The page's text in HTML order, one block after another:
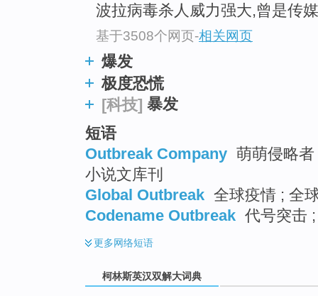
波拉病毒杀人威力强大,曾是传
基于3508个网页-相关网页
爆发
极度恐慌
[科技] 暴发
短语
Outbreak Company 萌萌侵略
小说文库刊
Global Outbreak 全球疫情 ; 全
Codename Outbreak 代号突击
更多网络短语
柯林斯英汉双解大词典